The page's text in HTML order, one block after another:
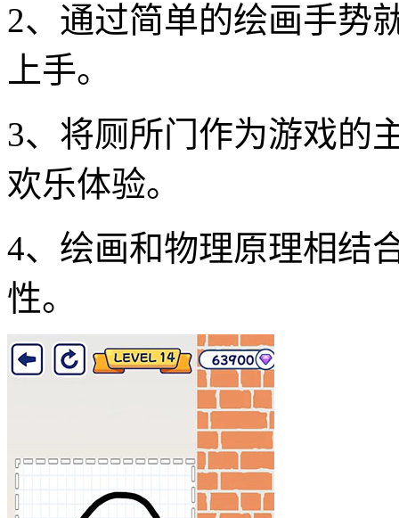
2、通过简单的绘画手势
上手。
3、将厕所门作为游戏的
欢乐体验。
4、绘画和物理原理相结
性。